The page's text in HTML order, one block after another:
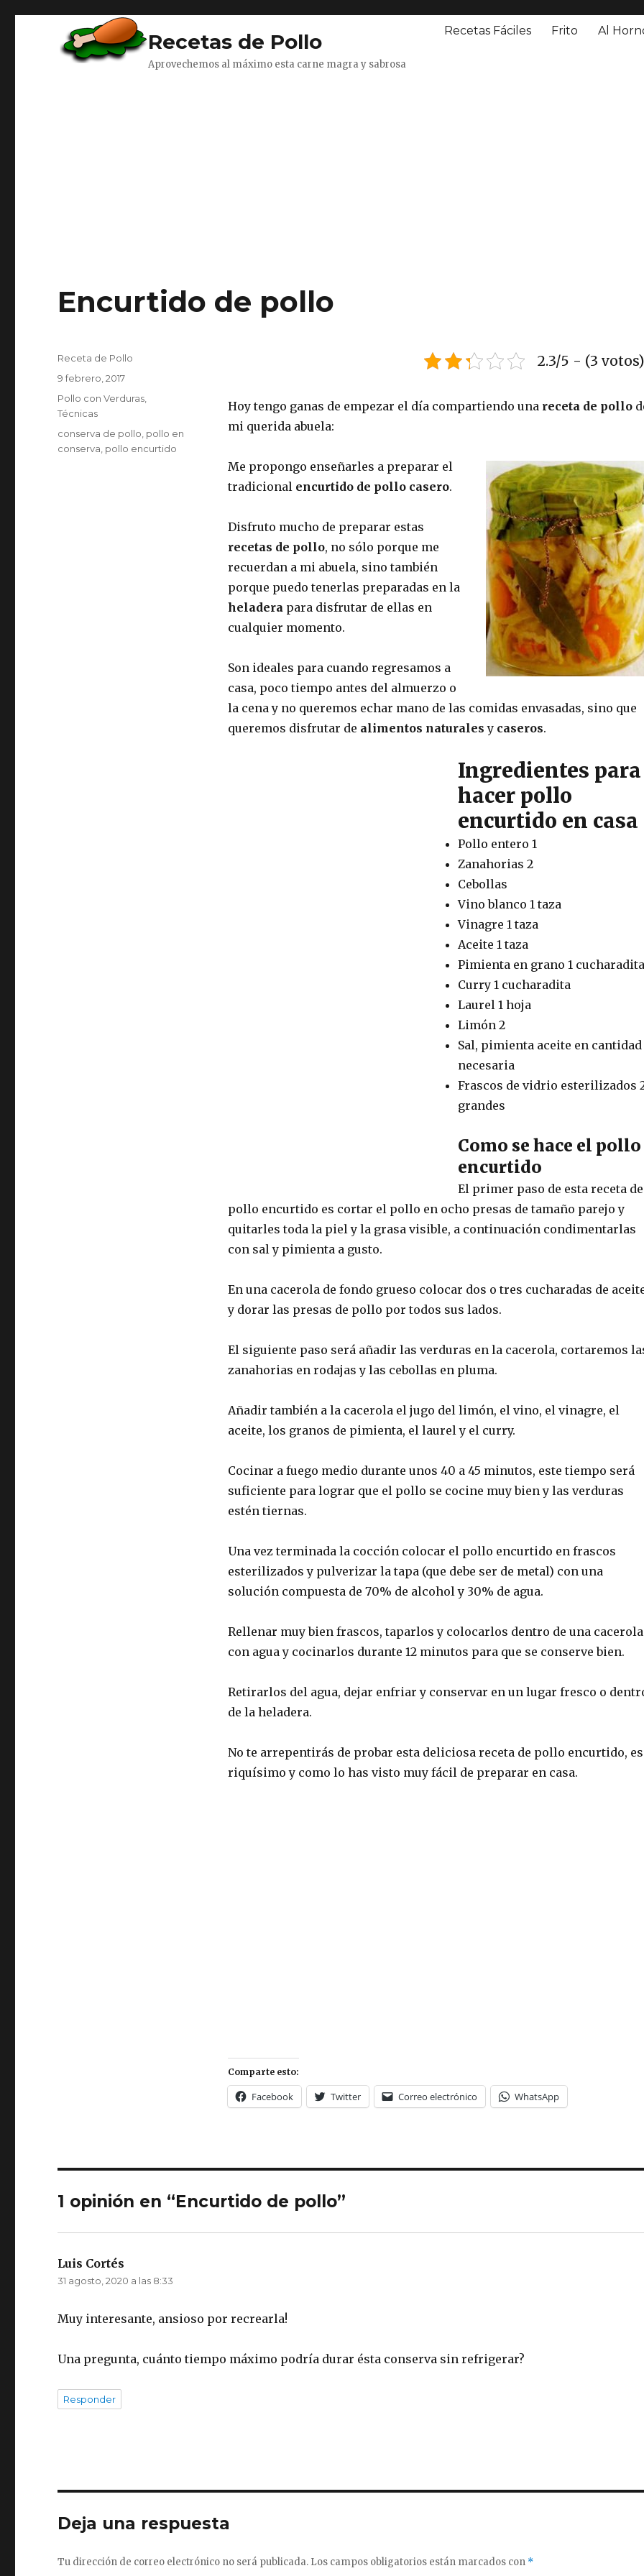
Recetas de Pollo
Aprovechemos al máximo esta carne magra y sabrosa
Recetas Fáciles Frito Al
Encurtido de pollo
2.3/5 - (3 votos)
Hoy tengo ganas de empezar el día compartiendo una receta de pollo
mi querida abuela:
Me propongo enseñarles a preparar el
tradicional encurtido de pollo casero.
Disfruto mucho de preparar estas
recetas de pollo, no sólo porque me
recuerdan a mi abuela, sino también
porque puedo tenerlas preparadas en la
heladera para disfrutar de ellas en
cualquier momento.
Son ideales para cuando regresamos a
casa, poco tiempo antes del almuerzo o
la cena y no queremos echar mano de las comidas envasadas, sino que
queremos disfrutar de alimentos naturales y caseros.
Ingredientes para
hacer pollo
encurtido en casa
Pollo entero 1
Zanahorias 2
Cebollas
Vino blanco 1 taza
Vinagre 1 taza
Aceite 1 taza
Pimienta en grano 1 cucharadita
Curry 1 cucharadita
Laurel 1 hoja
Limón 2
Sal, pimienta aceite en cantidad
necesaria
Frascos de vidrio esterilizados
grandes
Como se hace el pollo
encurtido
El primer paso de esta receta de
pollo encurtido es cortar el pollo en ocho presas de tamaño parejo y
quitarles toda la piel y la grasa visible, a continuación condimentarlas
con sal y pimienta a gusto.
En una cacerola de fondo grueso colocar dos o tres cucharadas de
y dorar las presas de pollo por todos sus lados.
El siguiente paso será añadir las verduras en la cacerola, cortaremos
zanahorias en rodajas y las cebollas en pluma.
Añadir también a la cacerola el jugo del limón, el vino, el vinagre, el
aceite, los granos de pimienta, el laurel y el curry.
Cocinar a fuego medio durante unos 40 a 45 minutos, este tiempo será
suficiente para lograr que el pollo se cocine muy bien y las verduras
estén tiernas.
Una vez terminada la cocción colocar el pollo encurtido en frascos
esterilizados y pulverizar la tapa (que debe ser de metal) con una
solución compuesta de 70% de alcohol y 30% de agua.
Rellenar muy bien frascos, taparlos y colocarlos dentro de una cacerola
con agua y cocinarlos durante 12 minutos para que se conserve bien.
Retirarlos del agua, dejar enfriar y conservar en un lugar fresco o
de la heladera.
No te arrepentirás de probar esta deliciosa receta de pollo encurtido, es
riquísimo y como lo has visto muy fácil de preparar en casa.
Comparte esto:
Facebook Twitter Correo electrónico WhatsApp
Autor
Receta de Pollo
Publicado
9 febrero, 2017
Categorías
Pollo con Verduras
Técnicas
Etiquetas
conserva de pollo pollo en
conserva pollo encurtido
1 opinión en “Encurtido de pollo”
Luis Cortés
31 agosto, 2020 a las 8:33
Muy interesante, ansioso por recrearla!
Una pregunta, cuánto tiempo máximo podría durar ésta conserva sin refrigerar?
Responder
Deja una respuesta
Tu dirección de correo electrónico no será publicada. Los campos obligatorios están marcados con *